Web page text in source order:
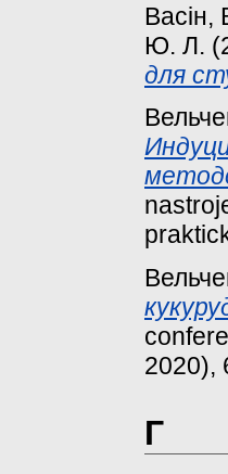
Васін,
Ю. Л.
для
2020),
Г